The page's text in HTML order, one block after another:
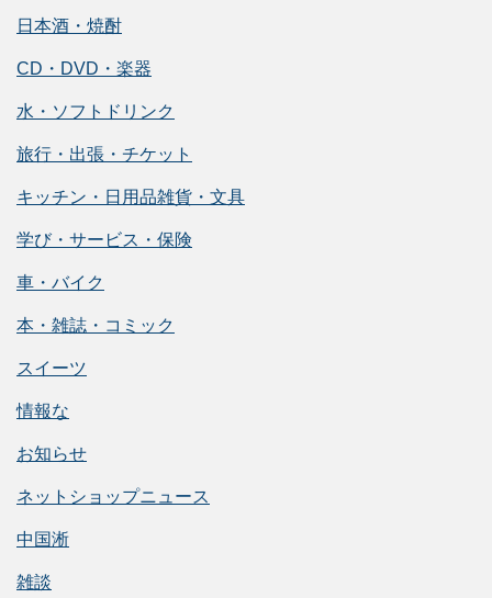
日本酒・焼酎
CD・DVD・楽器
水・ソフトドリンク
旅行・出張・チケット
キッチン・日用品雑貨・文具
学び・サービス・保険
車・バイク
本・雑誌・コミック
スイーツ
情報な
お知らせ
ネットショップニュース
中国淅
雑談